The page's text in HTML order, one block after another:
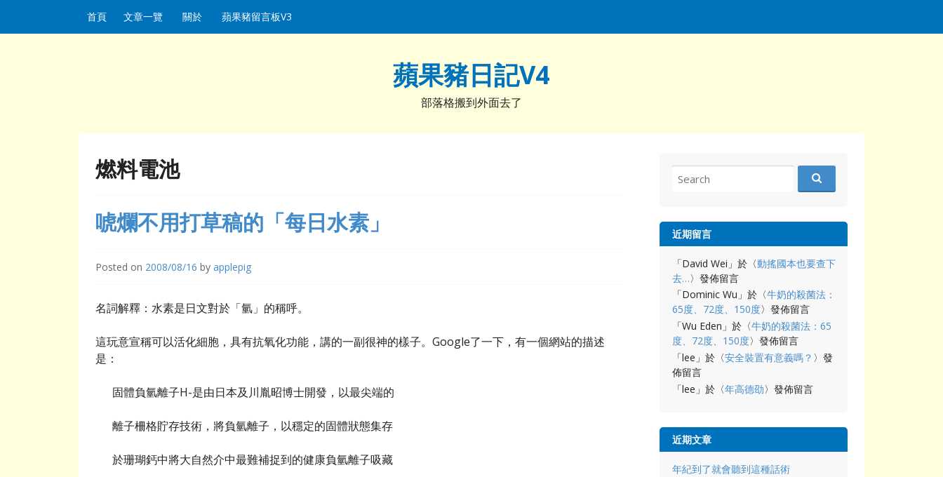
首頁 文章一覽 關於 蘋果豬留言板V3
蘋果豬日記V4
部落格搬到外面去了
燃料電池
唬爛不用打草稿的「每日水素」
Posted on 2008/08/16 by applepig
名詞解釋：水素是日文對於「氫」的稱呼。
這玩意宣稱可以活化細胞，具有抗氧化功能，講的一副很神的樣子。Google了一下，有一個網站的描述
是：
固體負氫離子H-是由日本及川胤昭博士開發，以最尖端的
離子柵格貯存技術，將負氫離子，以穩定的固體狀態集存
於珊瑚鈣中將大自然介中最難補捉到的健康負氫離子吸藏
for:
近期留言
「David Wei 」於〈動搖國本也要查下
去…〉發佈留言
「Dominic Wu 」於〈牛奶的殺菌法：
65度、72度、150度〉發佈留言
「Wu Eden 」於〈牛奶的殺菌法：65
度、72度、150度〉發佈留言
「lee 」於〈安全裝置有意義嗎？ 〉發
佈留言
「lee 」於〈年高德劭〉發佈留言
近期文章
年紀到了就會聽到這種話術